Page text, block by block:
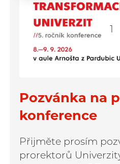
Pozvánka na
konference
Přijměte prosím
prorektorů
1